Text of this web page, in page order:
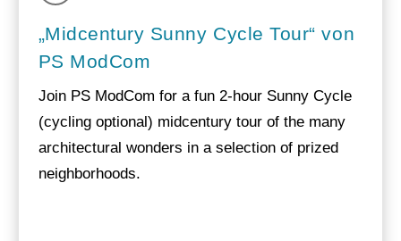
„Midcentury Sunny Cycle Tour“ von
PS ModCom
Join PS ModCom for a fun 2-hour Sunny Cycle
(cycling optional) midcentury tour of the many
architectural wonders in a selection of prized
neighborhoods.